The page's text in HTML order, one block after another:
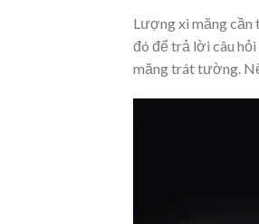
Lượng xi măng
đó để trả lời câu
măng trát tường.